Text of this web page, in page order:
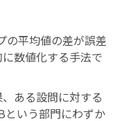
の平均値の差が誤差
数値化する手法で
ある設問に対する
という部門にわずか